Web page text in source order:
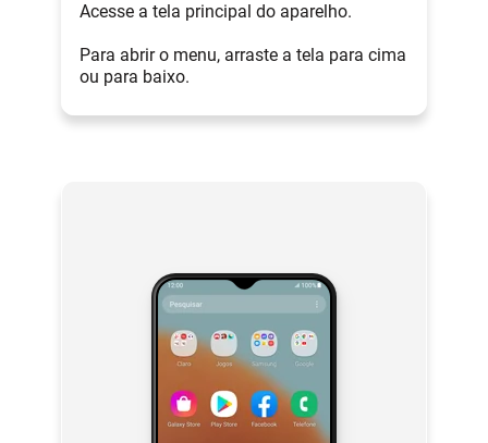
Acesse a tela principal do aparelho.
Para abrir o menu, arraste a tela para cima
ou para baixo.